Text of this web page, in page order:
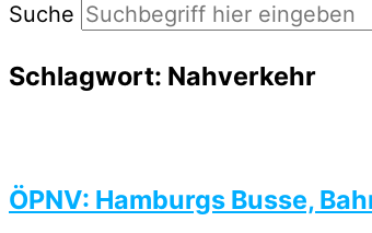
Suche
Schlagwort: Nahverkehr
ÖPNV: Hamburgs Busse,